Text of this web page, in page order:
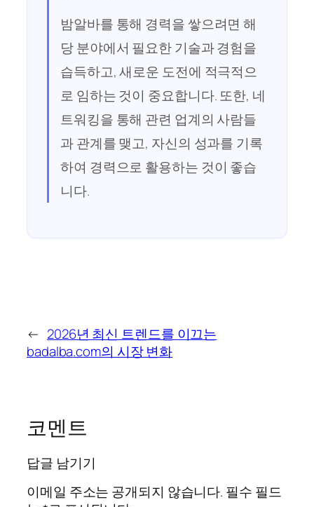
밤알바를 통해 경력을 쌓으려면 해
당 분야에서 필요한 기술과 경험을
습득하고, 새로운 도전에 적극적으
로 임하는 것이 중요합니다. 또한, 네
트워킹을 통해 관련 업계의 사람들
과 관계를 맺고, 자신의 성과를 기록
하여 경력으로 활용하는 것이 좋습
니다.
← 2026년 최신 트렌드를 이끄는
badalba.com의 시장 변화
코멘트
답글 남기기
이메일 주소는 공개되지 않습니다. 필수 필드